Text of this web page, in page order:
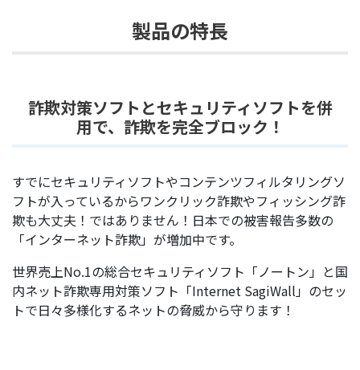
製品の特長
詐欺対策ソフトとセキュリティソフトを併
用で、詐欺を完全ブロック！
すでにセキュリティソフトやコンテンツフィルタリングソ
フトが入っているからワンクリック詐欺やフィッシング詐
欺も大丈夫！ではありません！日本での被害報告多数の
「インターネット詐欺」が増加中です。
世界売上No.1の総合セキュリティソフト「ノートン」と国
内ネット詐欺専用対策ソフト「Internet SagiWall」のセッ
トで日々多様化するネットの脅威から守ります！